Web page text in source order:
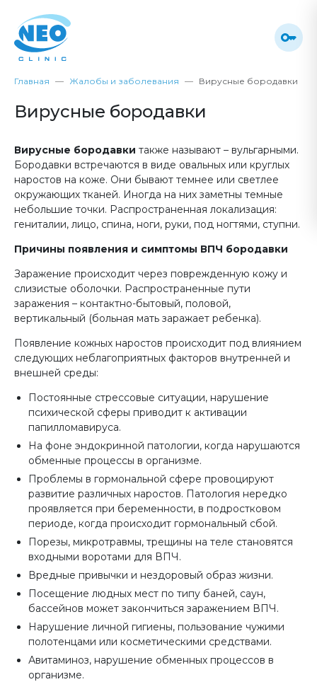
Главная Жалобы и заболевания Вирусные бородавки
Вирусные бородавки
Вирусные бородавки также называют – вульгарными.
Бородавки встречаются в виде овальных или круглых
наростов на коже. Они бывают темнее или светлее
окружающих тканей. Иногда на них заметны темные
небольшие точки. Распространенная локализация:
гениталии, лицо, спина, ноги, руки, под ногтями, ступни.
Причины появления и симптомы ВПЧ бородавки
Заражение происходит через поврежденную кожу и
слизистые оболочки. Распространенные пути
заражения – контактно-бытовый, половой,
вертикальный (больная мать заражает ребенка).
Появление кожных наростов происходит под влиянием
следующих неблагоприятных факторов внутренней и
внешней среды:
Постоянные стрессовые ситуации, нарушение
психической сферы приводит к активации
папилломавируса.
На фоне эндокринной патологии, когда нарушаются
обменные процессы в организме.
Проблемы в гормональной сфере провоцируют
развитие различных наростов. Патология нередко
проявляется при беременности, в подростковом
периоде, когда происходит гормональный сбой.
Порезы, микротравмы, трещины на теле становятся
входными воротами для ВПЧ.
Вредные привычки и нездоровый образ жизни.
Посещение людных мест по типу баней, саун,
бассейнов может закончиться заражением ВПЧ.
Нарушение личной гигиены, пользование чужими
полотенцами или косметическими средствами.
Авитаминоз, нарушение обменных процессов в
организме.